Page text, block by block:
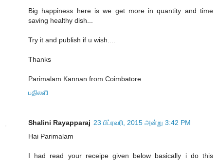
Big happiness here is we get more in quantity and time
saving healthy dish...
Try it and publish if u wish....
Thanks
Parimalam Kannan from Coimbatore
பதிலளி
Shalini Rayapparaj 23 பிப்ரவரி, 2015 அன்று 3:42 PM
Hai Parimalam
I had read your receipe given below basically i do this